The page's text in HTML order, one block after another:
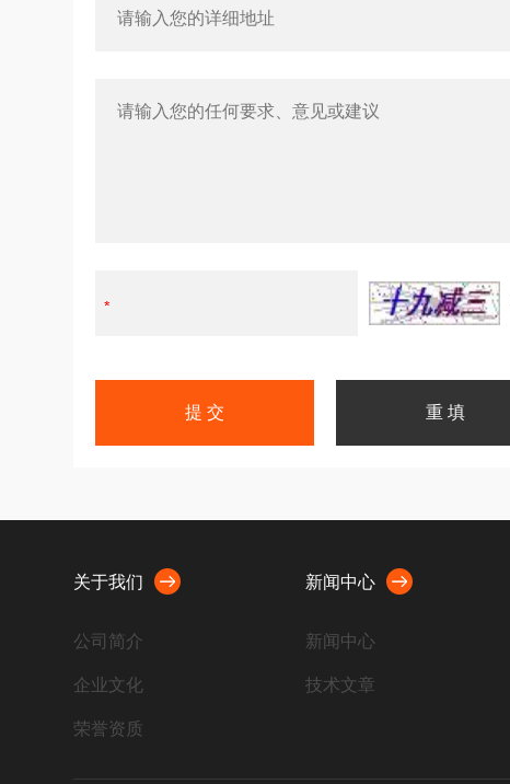
关于我们
公司简介
企业文化
荣誉资质
新闻中心
新闻中心
技术文章